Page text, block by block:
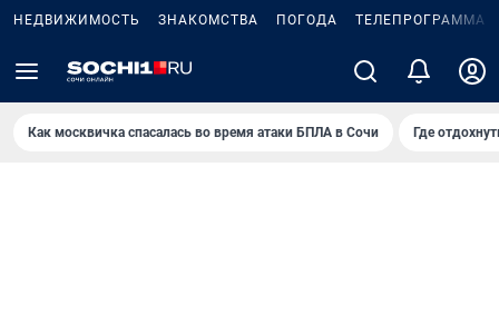
НЕДВИЖИМОСТЬ ЗНАКОМСТВА ПОГОДА ТЕЛЕПРОГРАММА
Как москвичка спасалась во время атаки БПЛА в Сочи Где